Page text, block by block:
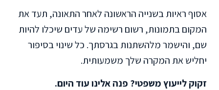
אסוף ראיות בשנייה הראשונה לאחר התאונה, תעד את
המקום בתמונות, רשום רשימה של עדים שיכלו להיות
שם, והישמר מלהשתנות בגרסתך. כל שינוי בסיפור
יחליש את המקרה שלך משמעותית.
זקוק לייעוץ משפטי? פנה אלינו עוד היום.